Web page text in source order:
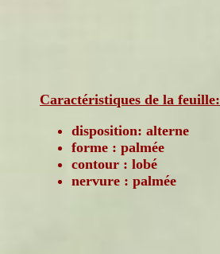
Caractéristiques de la feuille:
disposition: alterne
forme : palmée
contour : lobé
nervure : palmée